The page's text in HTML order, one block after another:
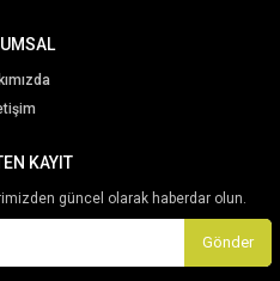
KAYIT
güncel olarak haberdar olun.
Gönder